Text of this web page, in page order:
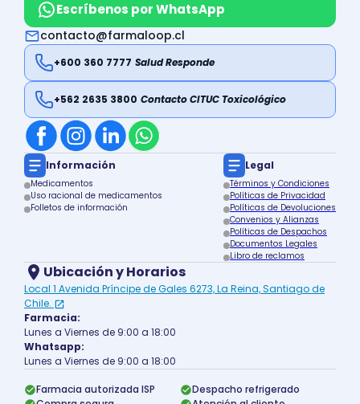
Escríbenos por WhatsApp
contacto@farmaloop.cl
+600 360 7777 Salud Responde
+562 2635 3800 Contacto CITUC Toxicológico
Información
Medicamentos
Uso racional de medicamentos
Folletos de información
Legal
Términos y Condiciones
Políticas de Privacidad
Políticas de Devoluciones
Convenios y Alianzas
Políticas de Despachos
Documentos Legales
Libro de reclamos
Ubicación y Horarios
Local 1 Avenida Príncipe de Gales 6273, La Reina, Santiago de
Chile.
Farmacia:
Lunes a Viernes de 9:00 a 18:00
Whatsapp:
Lunes a Viernes de 9:00 a 18:00
Farmacia autorizada ISP
Despacho refrigerado